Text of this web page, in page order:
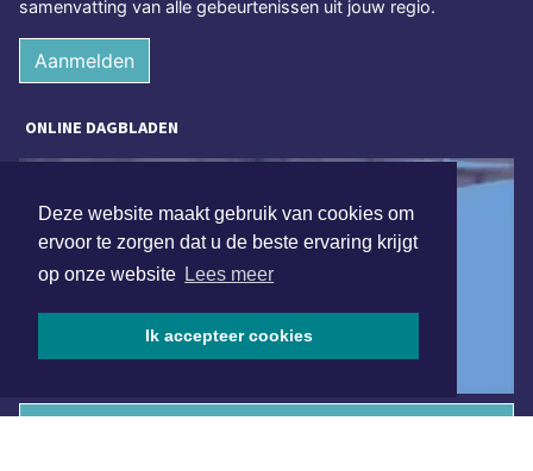
Deze website maakt gebruik van cookies om
ervoor te zorgen dat u de beste ervaring krijgt
op onze website Lees meer
Ik accepteer cookies
samenvatting van alle gebeurtenissen uit jouw regio.
Aanmelden
ONLINE DAGBLADEN